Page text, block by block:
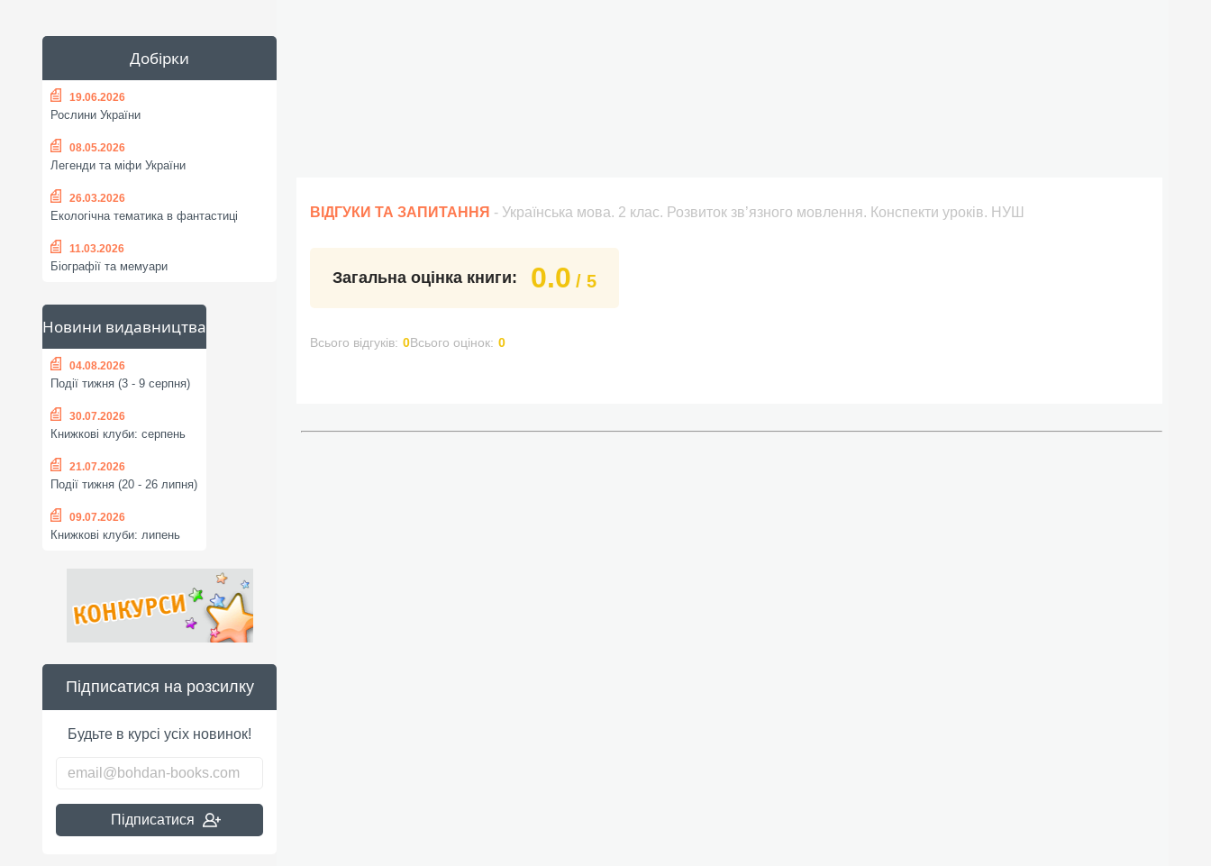
Добірки
19.06.2026
Рослини України
08.05.2026
Легенди та міфи України
26.03.2026
Екологічна тематика в фантастиці
11.03.2026
Біографії та мемуари
Новини видавництва
04.08.2026
Події тижня (3 - 9 серпня)
30.07.2026
Книжкові клуби: серпень
21.07.2026
Події тижня (20 - 26 липня)
09.07.2026
Книжкові клуби: липень
Підписатися на розсилку
Будьте в курсі усіх новинок!
Підписатися
ВІДГУКИ ТА ЗАПИТАННЯ - Українська мова. 2 клас. Розвиток зв’язного мовлення. Конспекти уроків. НУШ
Загальна оцінка книги: 0.0 / 5
Всього відгуків: 0Всього оцінок: 0